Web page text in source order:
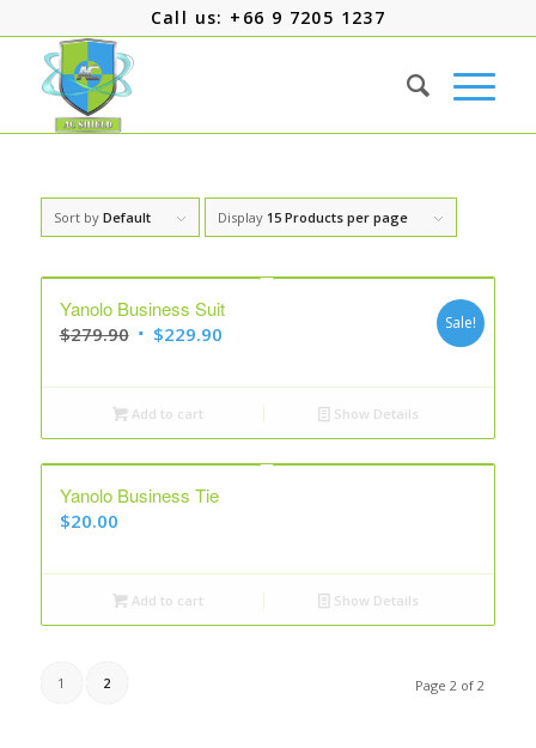
Call us: +66 9 7205 1237
Sort by Default Display 15 Products per page
Yanolo Business Suit
$279.90 Original
was:
$279.90.
$229.90Current
is:
$229.90.
Sale!
Add to cart Show Details
Yanolo Business Tie
$20.00
Add to cart Show Details
Page 2 of 2
1 2